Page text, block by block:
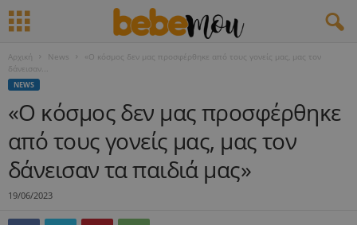
Αρχική News
«Ο κόσμος δεν μας προσφέρθηκε από τους γονείς μας, μας τον
δάνεισαν...
NEWS
«Ο κόσμος δεν μας προσφέρθηκε
από τους γονείς μας, μας τον
δάνεισαν τα παιδιά μας»
19/06/2023